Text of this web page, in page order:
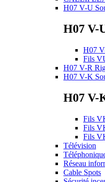
H07 V-U
H07 V-
H07
Fils
H07 V-R
H07 V-K
H07 V-
Fils
Fils
Fils
Télévision
Réseau
Cable Spots